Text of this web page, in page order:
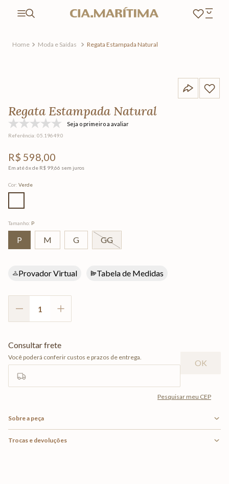
Moda e Saídas Regata Estampada Natural
Regata Estampada Natural
Seja o primeiro a avaliar
Referência: 05.19649.0
R$ 598,00
Em até6x de R$ 9966 sem juros
Cor: Verde
Tamanho: P
P M G GG
Provador Virtual Tabela de Medidas
Sobre a peça
Trocas e devoluções